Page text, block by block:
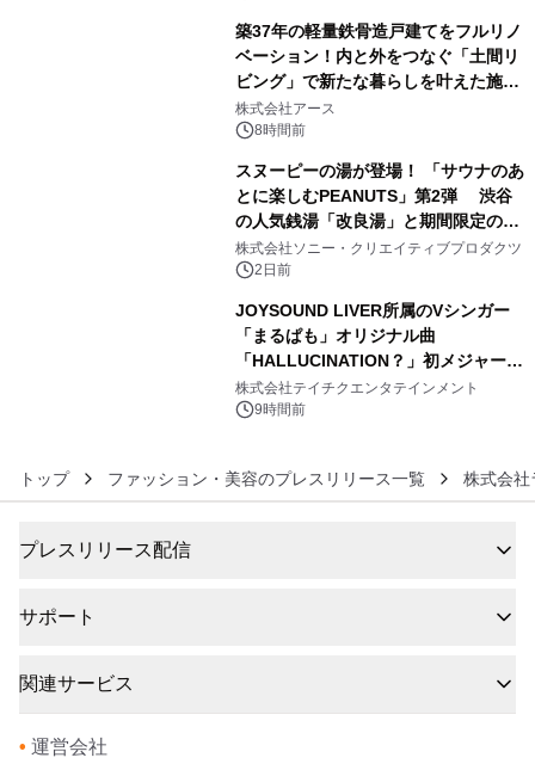
築37年の軽量鉄骨造戸建てをフルリノ
ベーション！内と外をつなぐ「土間リ
ビング」で新たな暮らしを叶えた施工
事例を株式会社アースが公開
株式会社アース
8時間前
スヌーピーの湯が登場！ 「サウナのあ
とに楽しむPEANUTS」第2弾 渋谷
の人気銭湯「改良湯」と期間限定のコ
ラボレーション サウナイキタイコラ
ボグッズも発売決定！
株式会社ソニー・クリエイティブプロダクツ
2日前
JOYSOUND LIVER所属のVシンガー
「まるぱも」オリジナル曲
「HALLUCINATION？」初メジャー配
信リリース決定！
株式会社テイチクエンタテインメント
9時間前
トップ ファッション・美容のプレスリリース一覧 株式会社
プレスリリース配信
サポート
関連サービス
• 運営会社